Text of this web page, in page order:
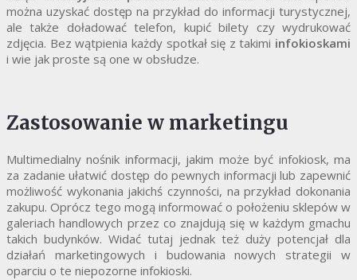
można uzyskać dostęp na przykład do informacji turystycznej,
ale także doładować telefon, kupić bilety czy wydrukować
zdjęcia. Bez wątpienia każdy spotkał się z takimi infokioskami
i wie jak proste są one w obsłudze.
Zastosowanie w marketingu
Multimedialny nośnik informacji, jakim może być infokiosk, ma
za zadanie ułatwić dostęp do pewnych informacji lub zapewnić
możliwość wykonania jakichś czynności, na przykład dokonania
zakupu. Oprócz tego mogą informować o położeniu sklepów w
galeriach handlowych przez co znajdują się w każdym gmachu
takich budynków. Widać tutaj jednak też duży potencjał dla
działań marketingowych i budowania nowych strategii w
oparciu o te niepozorne infokioski.